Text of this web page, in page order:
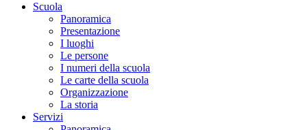
Scuola
Panoramica
Presentazione
I luoghi
Le persone
I numeri della scuola
Le carte della scuola
Organizzazione
La storia
Servizi